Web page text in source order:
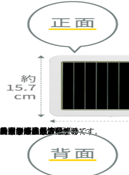
大きな目盛り表示
時間の始まり、
終わりが直感で分かる
横方向の大きな目盛りです。
見やすい大型液晶
最大199分59秒表示
（※カウントアップ時）
の大型液晶。
見やすく、大人数での
時間管理に最適です。
目盛り液晶
タイマー液晶